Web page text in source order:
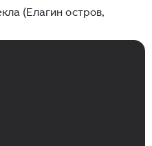
(Елагин остров,